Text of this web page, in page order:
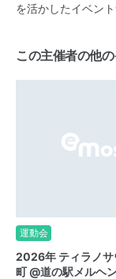
を活かしたイベン
この主催者の他
運動会
2026年 ティラノサ
町 @道の駅メルヘ